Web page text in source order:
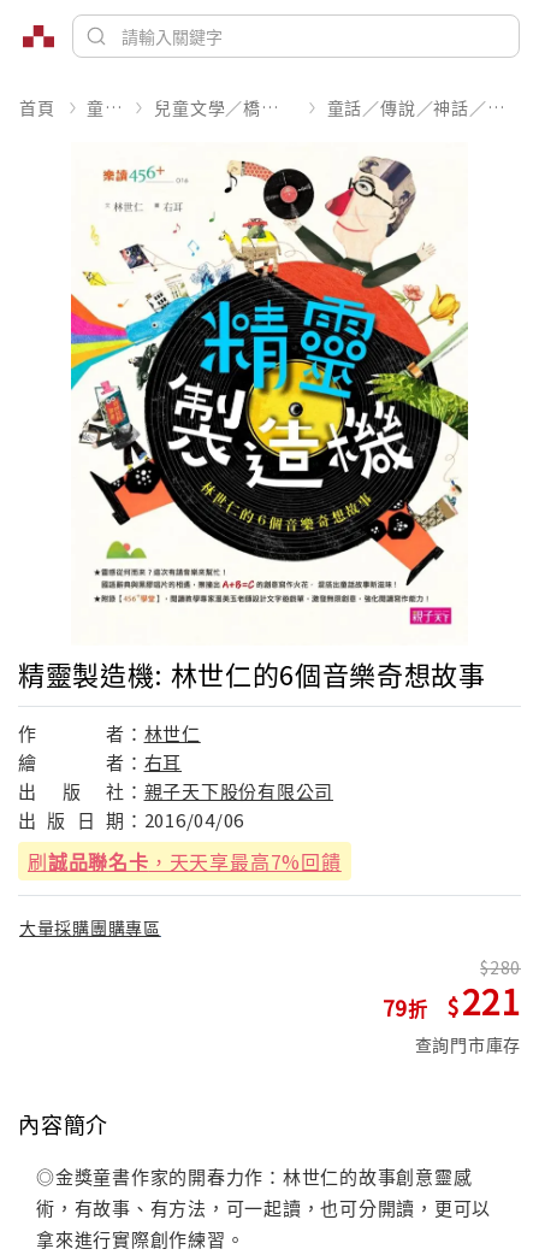
首頁 童書 兒童文學／橋樑書 童話／傳說／神話／寓言
精靈製造機: 林世仁的6個音樂奇想故事
作 者： 林世仁
繪
者： 右耳
出
版 社： 親子天下股份有限公司
出 版 日 期： 2016/04/06
刷誠品聯名卡 ，天天享最高7%回饋
大量採購團購專區
79
280
221
查詢門市庫存
內容簡介
◎金獎童書作家的開春力作：林世仁的故事創意靈感
術，有故事、有方法，可一起讀，也可分開讀，更可以
拿來進行實際創作練習。